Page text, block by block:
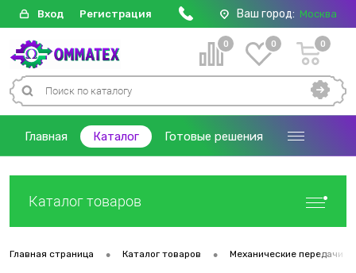
Вход Регистрация Ваш город: Москва
0 0 0
Главная Каталог Готовые решения
Каталог товаров
Главная страница • Каталог товаров • Механические передачи